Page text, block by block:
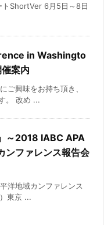
トShortVer 6月5日～8日
in Washingto
案内
ご興味をお持ち頂き、
。 改め ...
～2018 IABC APA
ンファレンス報告会
洋地域カンファレンス
東京 ...